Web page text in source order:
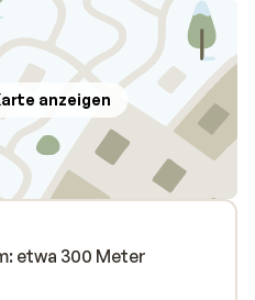
anzeigen
etwa 300 Meter